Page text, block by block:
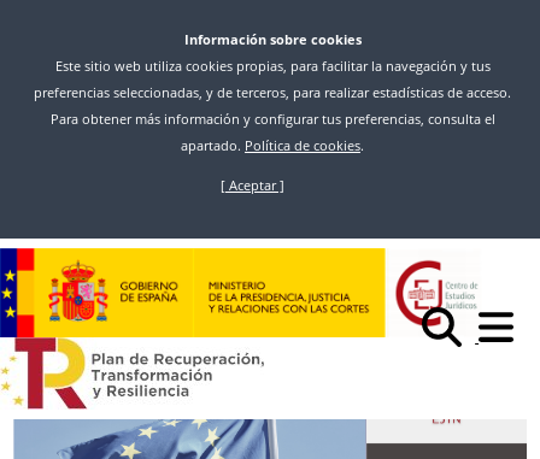
contingut
Información sobre cookies
Este sitio web utiliza cookies propias, para facilitar la navegación y tus
preferencias seleccionadas, y de terceros, para realizar estadísticas de acceso.
Para obtener más información y configurar tus preferencias, consulta el
apartado. Política de cookies.
[ Aceptar ]
CONVOCATORIA PARA PARTICIPAR EN INTERCAMBIOS REGIONALES
(DE CARACTER FRONTERIZO) DE LA REFJ-EJTN DIRIGIDA A FISCALES Y
LETRADOS DE LA ADMINISTRACIÓN DE JUSTICIA